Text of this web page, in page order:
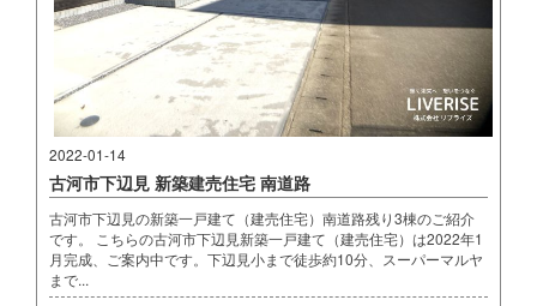
2022-01-14
古河市下辺見 新築建売住宅 南道路
古河市下辺見の新築一戸建て（建売住宅）南道路残り3棟のご紹介
です。 こちらの古河市下辺見新築一戸建て（建売住宅）は2022年1
月完成、ご案内中です。下辺見小まで徒歩約10分、スーパーマルヤ
まで...